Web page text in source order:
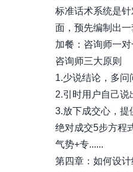
标准话术系统是
面，预先编制出
加餐：咨询师一
咨询师三大原则
1.少说结论，多问
2.引时用户自己说
3.放下成交心，提
绝对成交5步方程
气势+专......
第四章：如何设